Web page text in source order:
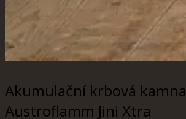
Akumulační krbová kamna
Austroflamm Jini Xtra